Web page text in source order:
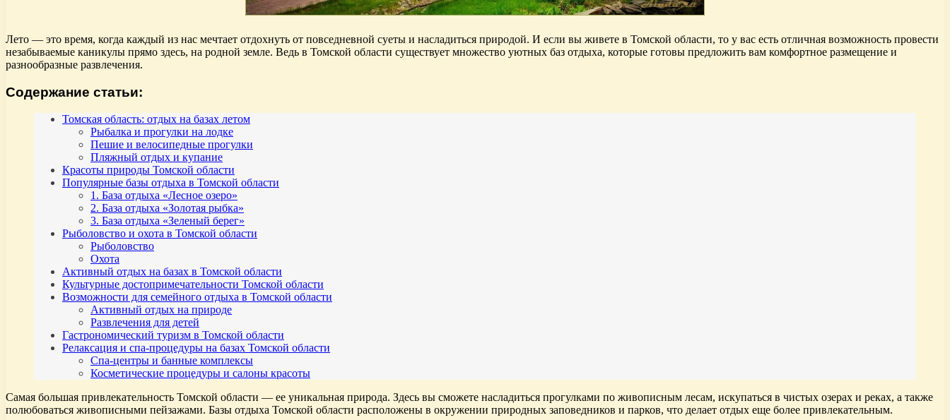
Лето — это время, когда каждый из нас мечтает отдохнуть от повседневной суеты и насладиться природой. И если вы живете в Томской области, то у вас есть отличная возможность провести
незабываемые каникулы прямо здесь, на родной земле. Ведь в Томской области существует множество уютных баз отдыха, которые готовы предложить вам комфортное размещение и
разнообразные развлечения.
Содержание статьи:
Томская область: отдых на базах летом
Рыбалка и прогулки на лодке
Пешие и велосипедные прогулки
Пляжный отдых и купание
Красоты природы Томской области
Популярные базы отдыха в Томской области
1. База отдыха «Лесное озеро»
2. База отдыха «Золотая рыбка»
3. База отдыха «Зеленый берег»
Рыболовство и охота в Томской области
Рыболовство
Охота
Активный отдых на базах в Томской области
Культурные достопримечательности Томской области
Возможности для семейного отдыха в Томской области
Активный отдых на природе
Развлечения для детей
Гастрономический туризм в Томской области
Релаксация и спа-процедуры на базах Томской области
Спа-центры и банные комплексы
Косметические процедуры и салоны красоты
Самая большая привлекательность Томской области — ее уникальная природа. Здесь вы сможете насладиться прогулками по живописным лесам, искупаться в чистых озерах и реках, а также
полюбоваться живописными пейзажами. Базы отдыха Томской области расположены в окружении природных заповедников и парков, что делает отдых еще более привлекательным.